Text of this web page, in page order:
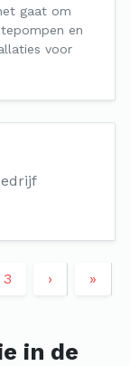
gaat om
en
voor
3 › »
in de